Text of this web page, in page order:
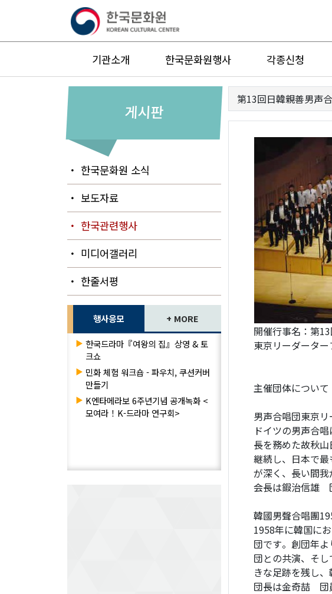
기관소개 한국문화원행사 각종신청
게시판
・ 한국문화원 소식
・ 보도자료
・ 한국관련행사
・ 미디어갤러리
・ 한줄서평
행사응모 + MORE
▶ 한국드라마『여왕의 집』상영 & 토
크쇼
▶ 민화 체험 워크숍 - 파우치, 쿠션커버
만들기
▶ K엔타메라보 6주년기념 공개녹화 <
모여라！K-드라마 연구회>
第13回日韓親善男声
開催行事名：第
東京リーダータ
主催団体について
男声合唱団東京リ
ドイツの男声合
長を務めた故秋
継続し、日本で
が深く、長い間我
会長は鍜治信雄
韓國男聲合唱團
1958年に韓国に
団です。創団年
団との共演、そ
きな足跡を残し
団長は金奇喆 団